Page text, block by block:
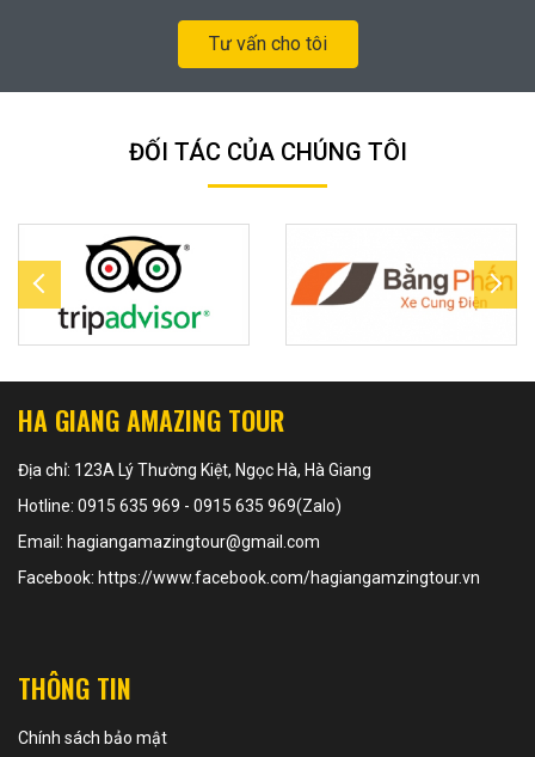
Tư vấn cho tôi
ĐỐI TÁC CỦA CHÚNG TÔI
HA GIANG AMAZING TOUR
Địa chỉ: 123A Lý Thường Kiệt, Ngọc Hà, Hà Giang
Hotline: 0915 635 969 - 0915 635 969(Zalo)
Email: hagiangamazingtour@gmail.com
Facebook: https://www.facebook.com/hagiangamzingtour.vn
THÔNG TIN
Chính sách bảo mật